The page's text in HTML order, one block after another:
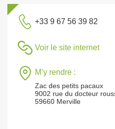
+33 9 67 56 39 82
Voir le site internet
M’y rendre :
Zac des petits pacaux
9002 rue du docteur
59660 Merville